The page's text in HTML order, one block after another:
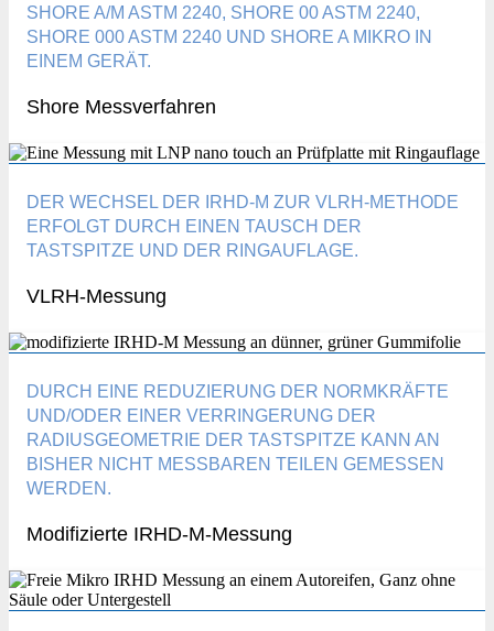
SHORE A/M ASTM 2240, SHORE 00 ASTM 2240,
SHORE 000 ASTM 2240 UND SHORE A MIKRO IN
EINEM GERÄT.
Shore Messverfahren
DER WECHSEL DER IRHD-M ZUR VLRH-METHODE
ERFOLGT DURCH EINEN TAUSCH DER
TASTSPITZE UND DER RINGAUFLAGE.
VLRH-Messung
DURCH EINE REDUZIERUNG DER NORMKRÄFTE
UND/ODER EINER VERRINGERUNG DER
RADIUSGEOMETRIE DER TASTSPITZE KANN AN
BISHER NICHT MESSBAREN TEILEN GEMESSEN
WERDEN.
Modifizierte IRHD-M-Messung